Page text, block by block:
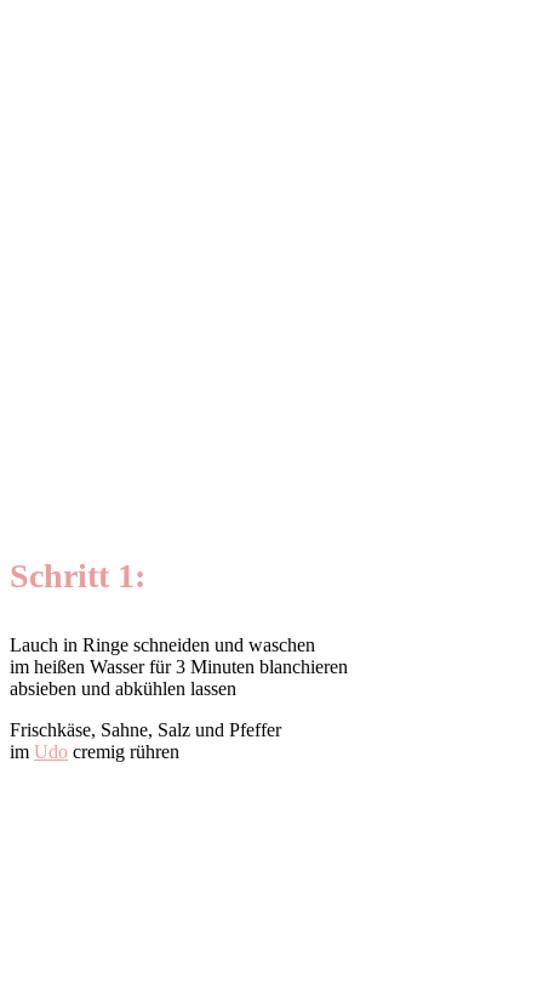
Schritt 1:
Lauch in Ringe schneiden und waschen
im heißen Wasser für 3 Minuten blanchieren
absieben und abkühlen lassen
Frischkäse, Sahne, Salz und Pfeffer
im Udo cremig rühren